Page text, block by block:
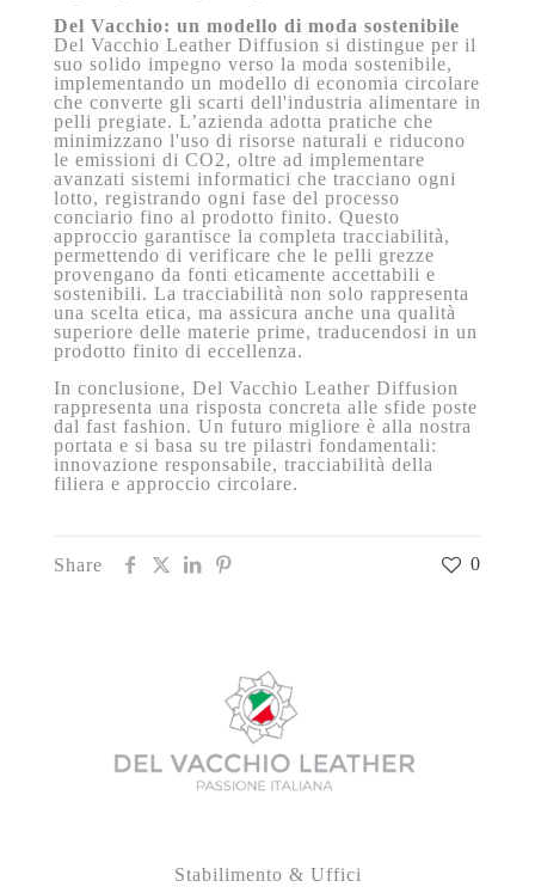
Del Vacchio: un modello di moda sostenibile
Del Vacchio Leather Diffusion si distingue per il
suo solido impegno verso la moda sostenibile,
implementando un modello di economia circolare
che converte gli scarti dell'industria alimentare in
pelli pregiate. L’azienda adotta pratiche che
minimizzano l'uso di risorse naturali e riducono
le emissioni di CO2, oltre ad implementare
avanzati sistemi informatici che tracciano ogni
lotto, registrando ogni fase del processo
conciario fino al prodotto finito. Questo
approccio garantisce la completa tracciabilità,
permettendo di verificare che le pelli grezze
provengano da fonti eticamente accettabili e
sostenibili. La tracciabilità non solo rappresenta
una scelta etica, ma assicura anche una qualità
superiore delle materie prime, traducendosi in un
prodotto finito di eccellenza.
In conclusione, Del Vacchio Leather Diffusion
rappresenta una risposta concreta alle sfide poste
dal fast fashion. Un futuro migliore è alla nostra
portata e si basa su tre pilastri fondamentali:
innovazione responsabile, tracciabilità della
filiera e approccio circolare.
Share 0
Stabilimento & Uffici